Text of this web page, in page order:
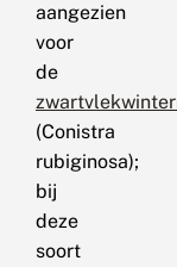
aangezien
voor
de
(Conistra
rubiginosa);
bij
deze
soort